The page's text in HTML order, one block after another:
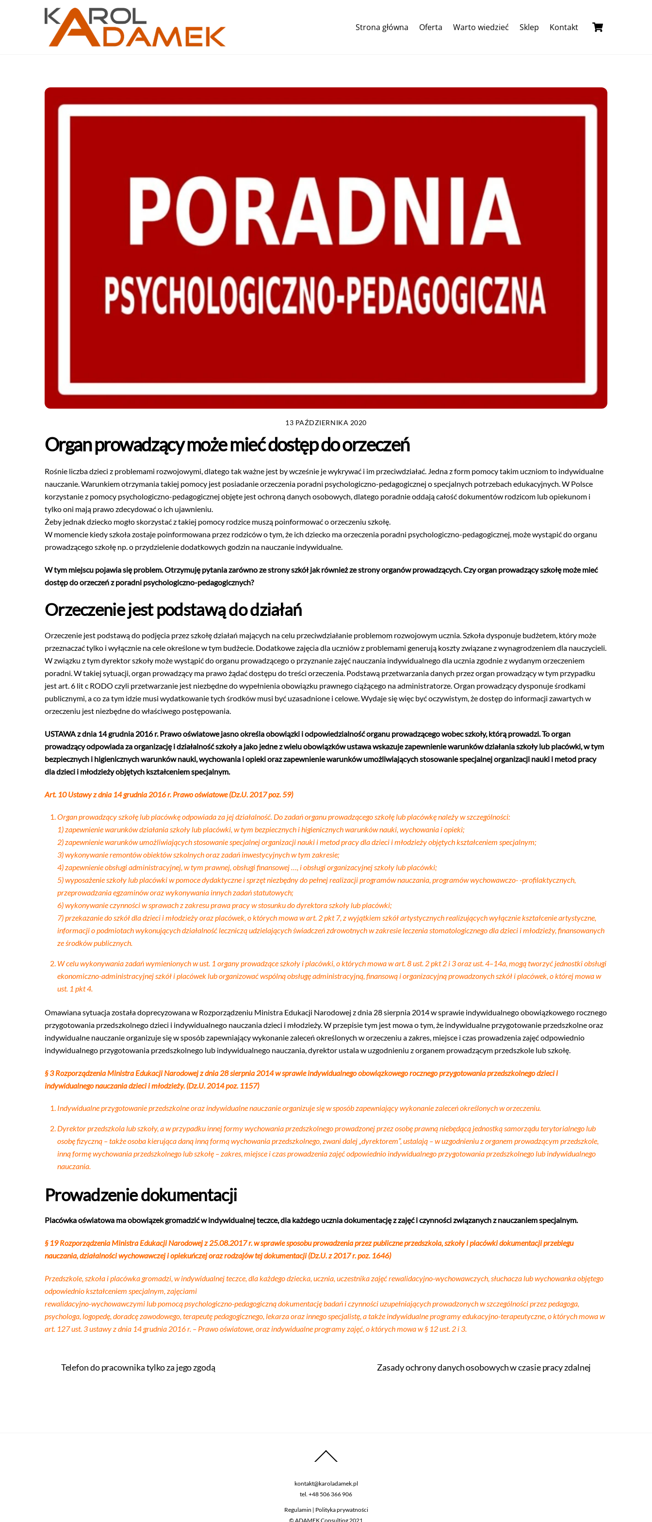
Strona główna Oferta Warto wiedzieć Sklep Kontakt
13 PAŹDZIERNIKA 2020
Organ prowadzący może mieć dostęp do orzeczeń
Rośnie liczba dzieci z problemami rozwojowymi, dlatego tak ważne jest by wcześnie je wykrywać i im przeciwdziałać. Jedna z form pomocy takim uczniom to indywidualne
nauczanie. Warunkiem otrzymania takiej pomocy jest posiadanie orzeczenia poradni psychologiczno-pedagogicznej o specjalnych potrzebach edukacyjnych. W Polsce
korzystanie z pomocy psychologiczno-pedagogicznej objęte jest ochroną danych osobowych, dlatego poradnie oddają całość dokumentów rodzicom lub opiekunom i
tylko oni mają prawo zdecydować o ich ujawnieniu.
Żeby jednak dziecko mogło skorzystać z takiej pomocy rodzice muszą poinformować o orzeczeniu szkołę.
W momencie kiedy szkoła zostaje poinformowana przez rodziców o tym, że ich dziecko ma orzeczenia poradni psychologiczno-pedagogicznej, może wystąpić do organu
prowadzącego szkołę np. o przydzielenie dodatkowych godzin na nauczanie indywidualne.
W tym miejscu pojawia się problem. Otrzymuję pytania zarówno ze strony szkół jak również ze strony organów prowadzących. Czy organ prowadzący szkołę może mieć
dostęp do orzeczeń z poradni psychologiczno-pedagogicznych?
Orzeczenie jest podstawą do działań
Orzeczenie jest podstawą do podjęcia przez szkołę działań mających na celu przeciwdziałanie problemom rozwojowym ucznia. Szkoła dysponuje budżetem, który może
przeznaczać tylko i wyłącznie na cele określone w tym budżecie. Dodatkowe zajęcia dla uczniów z problemami generują koszty związane z wynagrodzeniem dla nauczycieli.
W związku z tym dyrektor szkoły może wystąpić do organu prowadzącego o przyznanie zajęć nauczania indywidualnego dla ucznia zgodnie z wydanym orzeczeniem
poradni. W takiej sytuacji, organ prowadzący ma prawo żądać dostępu do treści orzeczenia. Podstawą przetwarzania danych przez organ prowadzący w tym przypadku
jest art. 6 lit c RODO czyli przetwarzanie jest niezbędne do wypełnienia obowiązku prawnego ciążącego na administratorze. Organ prowadzący dysponuje środkami
publicznymi, a co za tym idzie musi wydatkowanie tych środków musi być uzasadnione i celowe. Wydaje się więc być oczywistym, że dostęp do informacji zawartych w
orzeczeniu jest niezbędne do właściwego postępowania.
USTAWA z dnia 14 grudnia 2016 r. Prawo oświatowe jasno określa obowiązki i odpowiedzialność organu prowadzącego wobec szkoły, którą prowadzi. To organ
prowadzący odpowiada za organizację i działalność szkoły a jako jedne z wielu obowiązków ustawa wskazuje zapewnienie warunków działania szkoły lub placówki, w tym
bezpiecznych i higienicznych warunków nauki, wychowania i opieki oraz zapewnienie warunków umożliwiających stosowanie specjalnej organizacji nauki i metod pracy
dla dzieci i młodzieży objętych kształceniem specjalnym.
Art. 10 Ustawy z dnia 14 grudnia 2016 r. Prawo oświatowe (Dz.U. 2017 poz. 59)
Organ prowadzący szkołę lub placówkę odpowiada za jej działalność. Do zadań organu prowadzącego szkołę lub placówkę należy w szczególności:
1) zapewnienie warunków działania szkoły lub placówki, w tym bezpiecznych i higienicznych warunków nauki, wychowania i opieki;
2) zapewnienie warunków umożliwiających stosowanie specjalnej organizacji nauki i metod pracy dla dzieci i młodzieży objętych kształceniem specjalnym;
3) wykonywanie remontów obiektów szkolnych oraz zadań inwestycyjnych w tym zakresie;
4) zapewnienie obsługi administracyjnej, w tym prawnej, obsługi finansowej …, i obsługi organizacyjnej szkoły lub placówki;
5) wyposażenie szkoły lub placówki w pomoce dydaktyczne i sprzęt niezbędny do pełnej realizacji programów nauczania, programów wychowawczo- -profilaktycznych,
przeprowadzania egzaminów oraz wykonywania innych zadań statutowych;
6) wykonywanie czynności w sprawach z zakresu prawa pracy w stosunku do dyrektora szkoły lub placówki;
7) przekazanie do szkół dla dzieci i młodzieży oraz placówek, o których mowa w art. 2 pkt 7, z wyjątkiem szkół artystycznych realizujących wyłącznie kształcenie artystyczne,
informacji o podmiotach wykonujących działalność leczniczą udzielających świadczeń zdrowotnych w zakresie leczenia stomatologicznego dla dzieci i młodzieży, finansowanych
ze środków publicznych.
W celu wykonywania zadań wymienionych w ust. 1 organy prowadzące szkoły i placówki, o których mowa w art. 8 ust. 2 pkt 2 i 3 oraz ust. 4–14a, mogą tworzyć jednostki obsługi
ekonomiczno-administracyjnej szkół i placówek lub organizować wspólną obsługę administracyjną, finansową i organizacyjną prowadzonych szkół i placówek, o której mowa w
ust. 1 pkt 4.
Omawiana sytuacja została doprecyzowana w Rozporządzeniu Ministra Edukacji Narodowej z dnia 28 sierpnia 2014 w sprawie indywidualnego obowiązkowego rocznego
przygotowania przedszkolnego dzieci i indywidualnego nauczania dzieci i młodzieży. W przepisie tym jest mowa o tym, że indywidualne przygotowanie przedszkolne oraz
indywidualne nauczanie organizuje się w sposób zapewniający wykonanie zaleceń określonych w orzeczeniu a zakres, miejsce i czas prowadzenia zajęć odpowiednio
indywidualnego przygotowania przedszkolnego lub indywidualnego nauczania, dyrektor ustala w uzgodnieniu z organem prowadzącym przedszkole lub szkołę.
§ 3 Rozporządzenia Ministra Edukacji Narodowej z dnia 28 sierpnia 2014 w sprawie indywidualnego obowiązkowego rocznego przygotowania przedszkolnego dzieci i
indywidualnego nauczania dzieci i młodzieży. (Dz.U. 2014 poz. 1157)
Indywidualne przygotowanie przedszkolne oraz indywidualne nauczanie organizuje się w sposób zapewniający wykonanie zaleceń określonych w orzeczeniu.
Dyrektor przedszkola lub szkoły, a w przypadku innej formy wychowania przedszkolnego prowadzonej przez osobę prawną niebędącą jednostką samorządu terytorialnego lub
osobę fizyczną – także osoba kierująca daną inną formą wychowania przedszkolnego, zwani dalej „dyrektorem”, ustalają – w uzgodnieniu z organem prowadzącym przedszkole,
inną formę wychowania przedszkolnego lub szkołę – zakres, miejsce i czas prowadzenia zajęć odpowiednio indywidualnego przygotowania przedszkolnego lub indywidualnego
nauczania.
Prowadzenie dokumentacji
Placówka oświatowa ma obowiązek gromadzić w indywidualnej teczce, dla każdego ucznia dokumentację z zajęć i czynności związanych z nauczaniem specjalnym.
§ 19 Rozporządzenia Ministra Edukacji Narodowej z 25.08.2017 r. w sprawie sposobu prowadzenia przez publiczne przedszkola, szkoły i placówki dokumentacji przebiegu
nauczania, działalności wychowawczej i opiekuńczej oraz rodzajów tej dokumentacji (Dz.U. z 2017 r. poz. 1646)
Przedszkole, szkoła i placówka gromadzi, w indywidualnej teczce, dla każdego dziecka, ucznia, uczestnika zajęć rewalidacyjno-wychowawczych, słuchacza lub wychowanka objętego
odpowiednio kształceniem specjalnym, zajęciami
rewalidacyjno-wychowawczymi lub pomocą psychologiczno-pedagogiczną dokumentację badań i czynności uzupełniających prowadzonych w szczególności przez pedagoga,
psychologa, logopedę, doradcę zawodowego, terapeutę pedagogicznego, lekarza oraz innego specjalistę, a także indywidualne programy edukacyjno-terapeutyczne, o których mowa w
art. 127 ust. 3 ustawy z dnia 14 grudnia 2016 r. – Prawo oświatowe, oraz indywidualne programy zajęć, o których mowa w § 12 ust. 2 i 3.
Telefon do pracownika tylko za jego zgodą Zasady ochrony danych osobowych w czasie pracy zdalnej
kontakt@karoladamek.pl
tel. +48 506 366 906
Regulamin | Polityka prywatności
© ADAMEK Consulting 2021